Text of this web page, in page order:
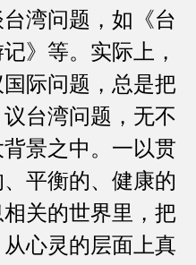
湾问题，如《台
》等。实际上，
际问题，总是把
台湾问题，无不
景之中。一以贯
平衡的、健康的
关的世界里，把
心灵的层面上真